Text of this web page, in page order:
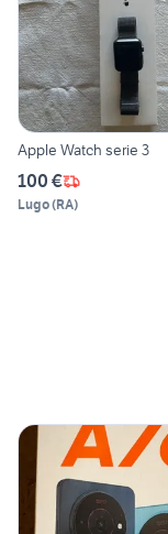
Apple Watch serie 3
100 €
Lugo(RA)